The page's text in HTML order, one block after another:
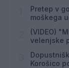
Pretep v
moškega
(VIDEO)
velenjske
Korošico